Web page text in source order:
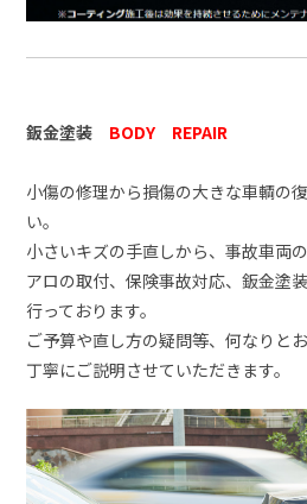
鈑金塗装 BODY REPAIR
小傷の修理から損傷の大きな車輌の
い。
小さいキズの手直しから、事故車両
アロの取付、保険事故対応、鈑金塗
行っております。
ご予算や直し方の疑問等、何なりとお
丁寧にご説明させていただきます。